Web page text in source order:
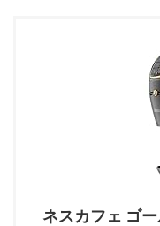
ネスカフェ ゴ